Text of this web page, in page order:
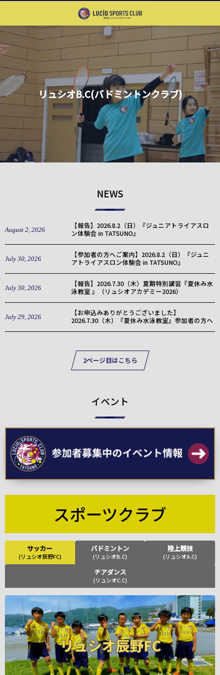
リュシオB.C(バドミントンクラブ)
NEWS
August 2 2026
【報告】2026.8.2（日）『ジュニアトライアスロ
ン体験会 in TATSUNO』
July 30 2026
【参加者の方へご案内】2026.8.2（日）『ジュニ
アトライアスロン体験会 in TATSUNO』
July 30 2026
【報告】2026.7.30（木）夏期特別講習『夏休み水
泳教室 』（リュシオアカデミー2026）
July 29 2026
【お申込みありがとうございました】
2026.7.30（木）『夏休み水泳教室』参加者の方へ
2ページ目はこちら
イベント
スポーツクラブ
サッカー
(リュシオ辰野FC)
バドミントン
(リュシオB.C)
陸上競技
(リュシオA.C)
チアダンス
(リュシオC.C)